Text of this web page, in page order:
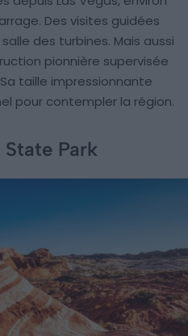
Des visites guidées
des turbines. Mais aussi
pionnière supervisée
Sa taille impressionnante
pour contempler la région.
Park